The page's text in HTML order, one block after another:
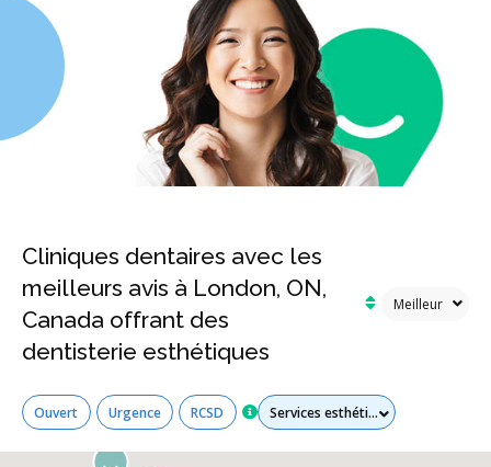
Cliniques dentaires avec les
meilleurs avis à London, ON,
Canada offrant des
dentisterie esthétiques
Ouvert Urgence RCSD Tous les services